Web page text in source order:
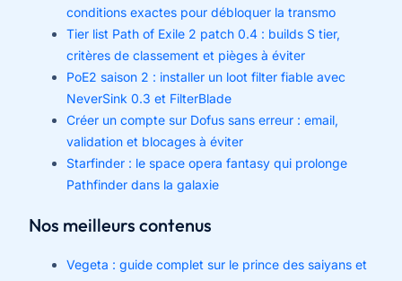
conditions exactes pour débloquer la transmo
Tier list Path of Exile 2 patch 0.4 : builds S tier,
critères de classement et pièges à éviter
PoE2 saison 2 : installer un loot filter fiable avec
NeverSink 0.3 et FilterBlade
Créer un compte sur Dofus sans erreur : email,
validation et blocages à éviter
Starfinder : le space opera fantasy qui prolonge
Pathfinder dans la galaxie
Nos meilleurs contenus
Vegeta : guide complet sur le prince des saiyans et